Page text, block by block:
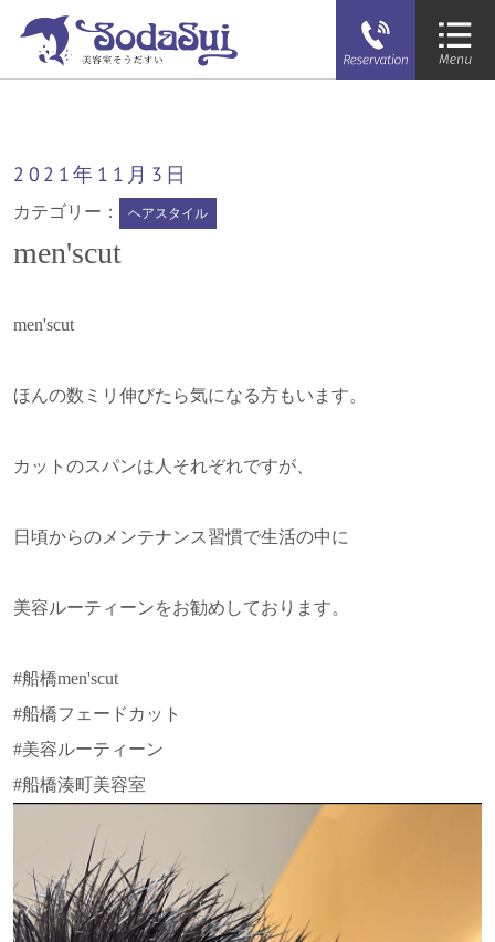
2021年 11月 3日
カテゴリー： ヘアスタイル
men'scut
men'scut
ほんの数ミリ伸びたら気になる方もいます。
カットのスパンは人それぞれですが、
日頃からのメンテナンス習慣で生活の中に
美容ルーティーンをお勧めしております。
#船橋men'scut
#船橋フェードカット
#美容ルーティーン
#船橋湊町美容室